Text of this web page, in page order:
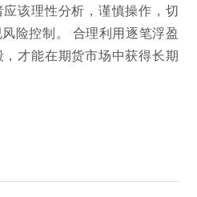
该理性分析，谨慎操作，切
险控制。 合理利用逐笔浮盈
才能在期货市场中获得长期